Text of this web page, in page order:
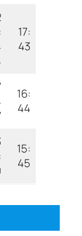
17:
43
16:
44
15:
45